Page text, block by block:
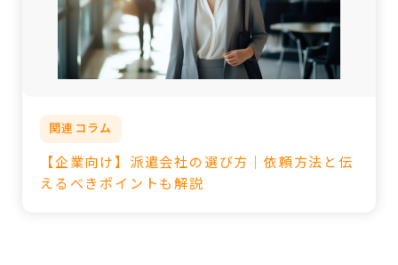
関連コラム
【企業向け】派遣会社の選び方｜依頼方法と伝
えるべきポイントも解説